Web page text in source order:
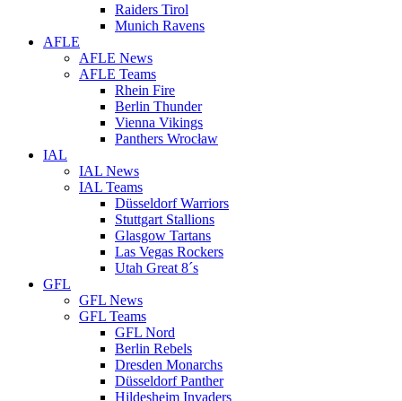
Raiders Tirol
Munich Ravens
AFLE
AFLE News
AFLE Teams
Rhein Fire
Berlin Thunder
Vienna Vikings
Panthers Wrocław
IAL
IAL News
IAL Teams
Düsseldorf Warriors
Stuttgart Stallions
Glasgow Tartans
Las Vegas Rockers
Utah Great 8´s
GFL
GFL News
GFL Teams
GFL Nord
Berlin Rebels
Dresden Monarchs
Düsseldorf Panther
Hildesheim Invaders